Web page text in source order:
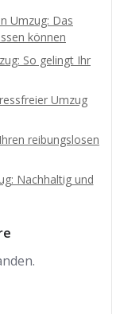
Umzug: Das
können
So gelingt Ihr
Umzug
reibungslosen
Nachhaltig und